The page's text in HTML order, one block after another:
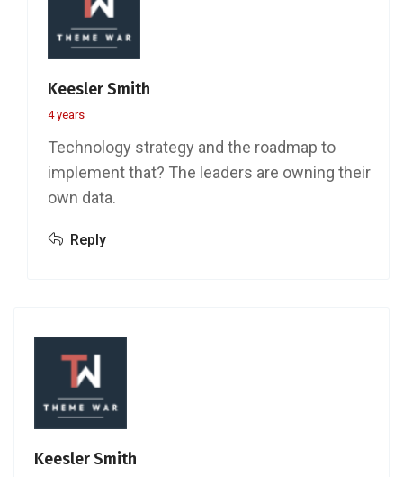
Keesler Smith
4 years
Technology strategy and the roadmap to
implement that? The leaders are owning their
own data.
Reply
Keesler Smith